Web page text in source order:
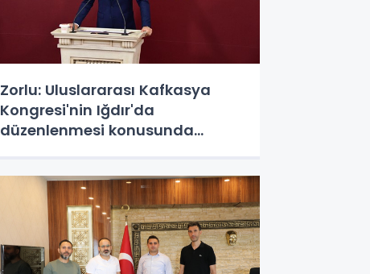
Zorlu: Uluslararası Kafkasya
Kongresi'nin Iğdır'da
düzenlenmesi konusunda